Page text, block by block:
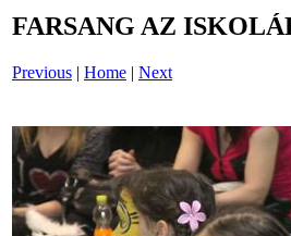
FARSANG AZ
Previous | Home | Next